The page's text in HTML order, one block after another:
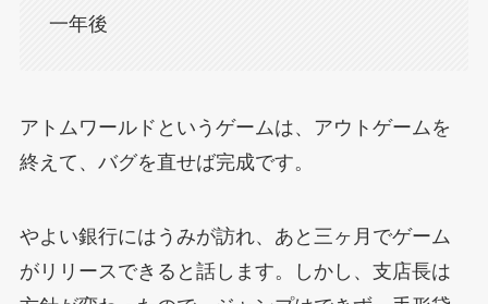
一年後
アトムワールドというゲームは、アウトゲームを
終えて、バグを直せば完成です。
やよい銀行にはうみが訪れ、あと三ヶ月でゲーム
がリリースできると話します。しかし、支店長は